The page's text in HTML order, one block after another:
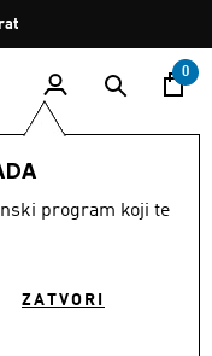
0
program koji te
ZATVORI
6 ATR